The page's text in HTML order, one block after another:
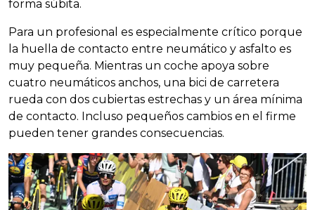
forma súbita.
Para un profesional es especialmente crítico porque
la huella de contacto entre neumático y asfalto es
muy pequeña. Mientras un coche apoya sobre
cuatro neumáticos anchos, una bici de carretera
rueda con dos cubiertas estrechas y un área mínima
de contacto. Incluso pequeños cambios en el firme
pueden tener grandes consecuencias.